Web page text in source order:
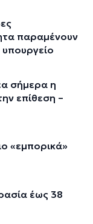
παραμένουν
σήμερα η
επίθεση –
«εμπορικά»
έως 38